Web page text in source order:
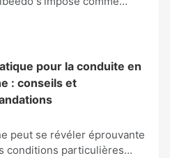
pour la conduite en
: conseils et
peut se révéler éprouvante
conditions particulières…